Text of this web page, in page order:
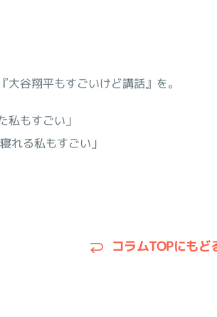
谷翔平もすごいけど講話』を。
私もすごい」
れる私もすごい」
コラムTOPにもど